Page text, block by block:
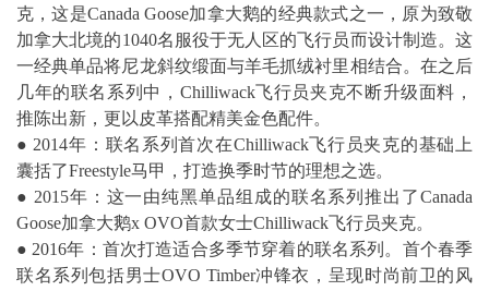
克，这是Canada Goose加拿大鹅的经典款式之一，原为致敬
加拿大北境的1040名服役于无人区的飞行员而设计制造。这
一经典单品将尼龙斜纹缎面与羊毛抓绒衬里相结合。在之后
几年的联名系列中，Chilliwack飞行员夹克不断升级面料，
推陈出新，更以皮革搭配精美金色配件。
● 2014年：联名系列首次在Chilliwack飞行员夹克的基础上
囊括了Freestyle马甲，打造换季时节的理想之选。
● 2015年：这一由纯黑单品组成的联名系列推出了Canada
Goose加拿大鹅x OVO首款女士Chilliwack飞行员夹克。
● 2016年：首次打造适合多季节穿着的联名系列。首个春季
联名系列包括男士OVO Timber冲锋衣，呈现时尚前卫的风